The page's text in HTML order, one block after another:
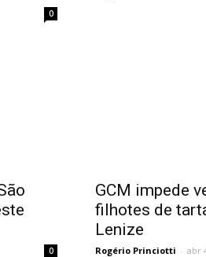
0
0
GCM impede
filhotes de
Lenize
Rogério Princiotti - abr